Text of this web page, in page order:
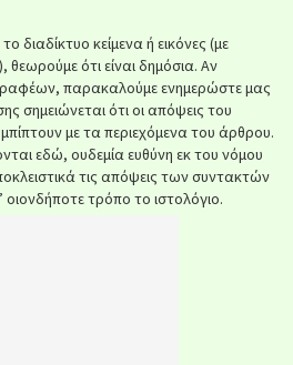
κείμενα ή εικόνες (με
θεωρούμε ότι είναι δημόσια. Αν
παρακαλούμε ενημερώστε μας
σημειώνεται ότι οι απόψεις του
με τα περιεχόμενα του άρθρου.
εδώ, ουδεμία ευθύνη εκ του νόμου
τις απόψεις των συντακτών
τρόπο το ιστολόγιο.